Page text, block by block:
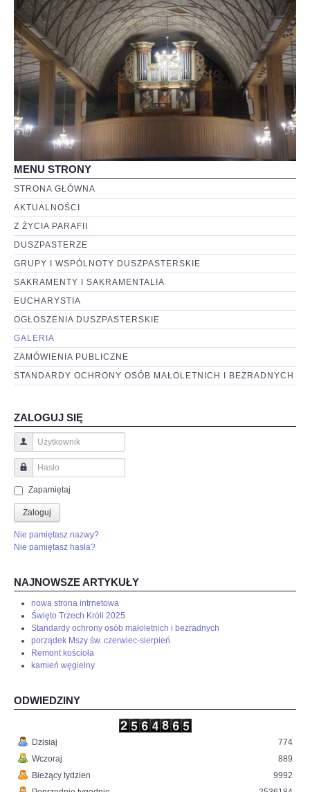
MENU STRONY
STRONA GŁÓWNA
AKTUALNOŚCI
Z ŻYCIA PARAFII
DUSZPASTERZE
GRUPY I WSPÓLNOTY DUSZPASTERSKIE
SAKRAMENTY I SAKRAMENTALIA
EUCHARYSTIA
OGŁOSZENIA DUSZPASTERSKIE
GALERIA
ZAMÓWIENIA PUBLICZNE
STANDARDY OCHRONY OSÓB MAŁOLETNICH I BEZRADNYCH
ZALOGUJ SIĘ
Użytkownik
Hasło
Zapamiętaj
Zaloguj
Nie pamiętasz nazwy?
Nie pamiętasz hasła?
NAJNOWSZE ARTYKUŁY
nowa strona intrnetowa
Święto Trzech Króli 2025
Standardy ochrony osób małoletnich i bezradnych
porządek Mszy św. czerwiec-sierpień
Remont kościoła
kamień węgielny
ODWIEDZINY
Dzisiaj
Wczoraj
Bieżący tydzien
774
889
9992